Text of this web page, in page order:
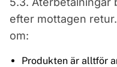
efter mottagen
om:
Produkten är alltför